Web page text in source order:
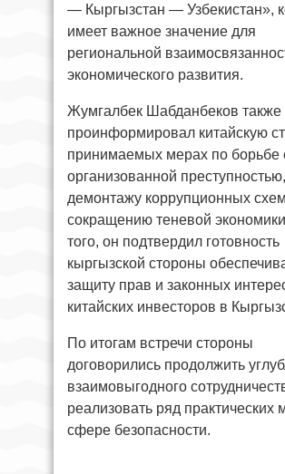
— Кыргызстан — Узбекистан»,
имеет важное значение для
региональной
экономического развития.
Жумгалбек Шабданбеков также
проинформировал китайскую
принимаемых мерах по борьбе
организованной преступностью,
демонтажу коррупционных
сокращению теневой
того, он подтвердил готовность
кыргызской стороны
защиту прав и законных
китайских инвесторов в
По итогам встречи стороны
договорились продолжить
взаимовыгодного
реализовать ряд практических
сфере безопасности.